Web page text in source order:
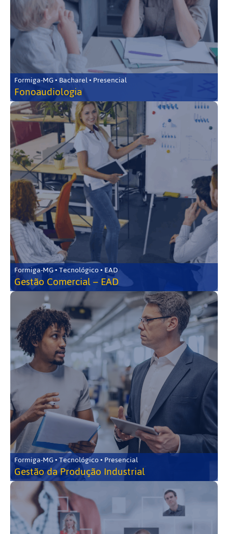
Formiga-MG • Bacharel • Presencial
Fonoaudiologia
Formiga-MG • Tecnológico • EAD
Gestão Comercial – EAD
Formiga-MG • Tecnológico • Presencial
Gestão da Produção Industrial